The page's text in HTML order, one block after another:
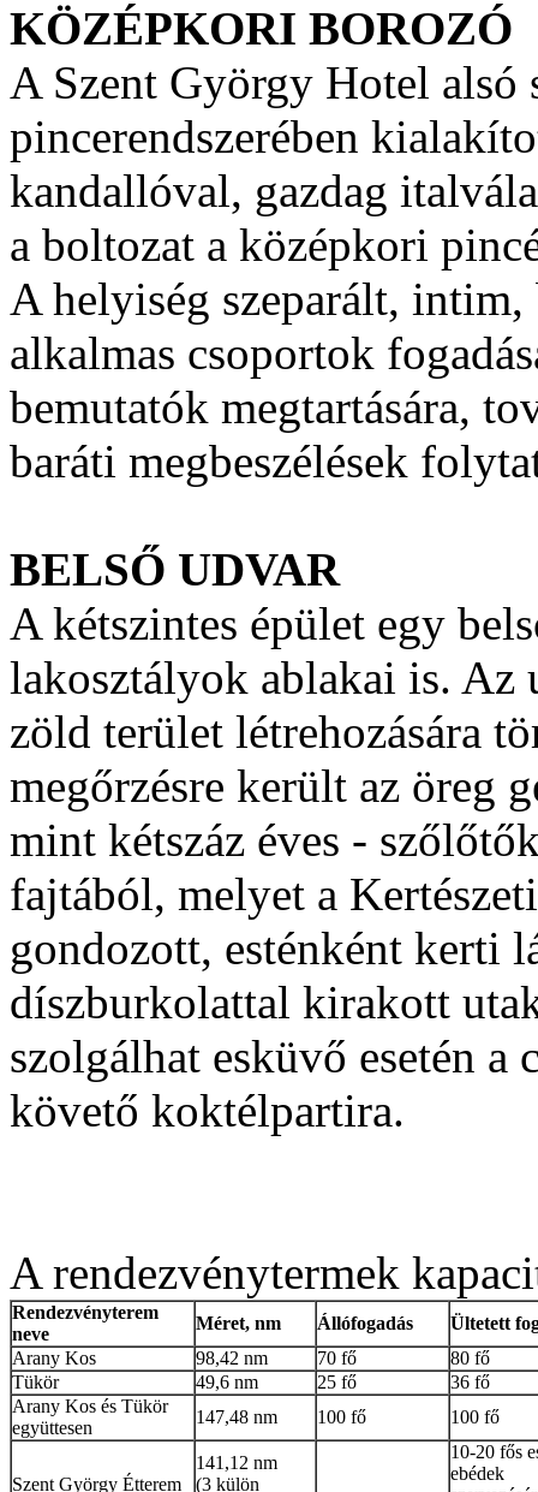
KÖZÉPKORI BOROZÓ
A Szent György Hotel alsó
pincerendszerében
kandallóval, gazdag
a boltozat a középkori
A helyiség szeparált, intim,
alkalmas csoportok
bemutatók megtartására,
baráti megbeszélések
BELSŐ UDVAR
A kétszintes épület egy
lakosztályok ablakai is. Az
zöld terület létrehozására
megőrzésre került az öreg
mint kétszáz éves -
fajtából, melyet a
gondozott, esténként kerti
díszburkolattal kirakott
szolgálhat esküvő esetén a
követő koktélpartira.
A rendezvénytermek
Rendezvényterem
neve
Méret, nm Állófogadás
Ültetett
Arany Kos
98,42 nm 70 fő
80 fő
Tükör
49,6 nm 25 fő
36 fő
Arany Kos és Tükör
együttesen
147,48 nm 100 fő 100 fő
Szent György Étterem
141,12 nm
(3 külön
10-20 fős
ebédek